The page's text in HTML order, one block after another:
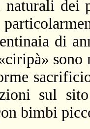
naturali
di
sono
sul
bimbi